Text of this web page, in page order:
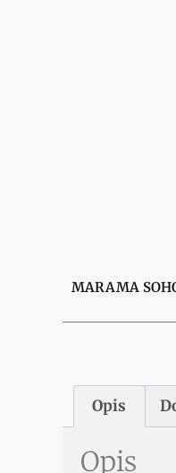
MARAMA
Opis
Opis